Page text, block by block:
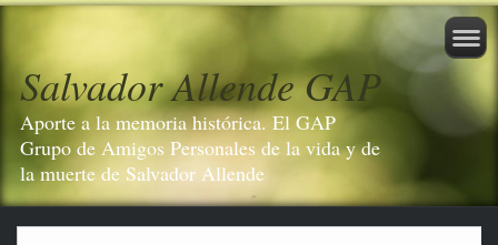
Salvador Allende GAP
Aporte a la memoria histórica. El GAP
Grupo de Amigos Personales de la vida y de
la muerte de Salvador Allende